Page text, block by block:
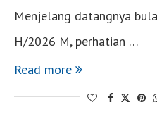
Menjelang datangnya
H/2026 M, perhatian …
Read more